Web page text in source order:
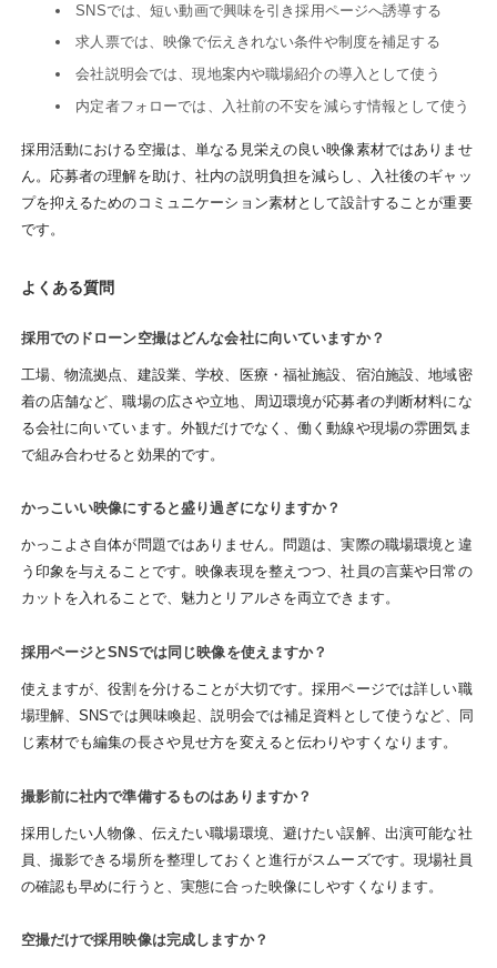
SNSでは、短い動画で興味を引き採用ページへ誘導する
求人票では、映像で伝えきれない条件や制度を補足する
会社説明会では、現地案内や職場紹介の導入として使う
内定者フォローでは、入社前の不安を減らす情報として使う
採用活動における空撮は、単なる見栄えの良い映像素材ではありませ
ん。応募者の理解を助け、社内の説明負担を減らし、入社後のギャッ
プを抑えるためのコミュニケーション素材として設計することが重要
です。
よくある質問
採用でのドローン空撮はどんな会社に向いていますか？
工場、物流拠点、建設業、学校、医療・福祉施設、宿泊施設、地域密
着の店舗など、職場の広さや立地、周辺環境が応募者の判断材料にな
る会社に向いています。外観だけでなく、働く動線や現場の雰囲気ま
で組み合わせると効果的です。
かっこいい映像にすると盛り過ぎになりますか？
かっこよさ自体が問題ではありません。問題は、実際の職場環境と違
う印象を与えることです。映像表現を整えつつ、社員の言葉や日常の
カットを入れることで、魅力とリアルさを両立できます。
採用ページとSNSでは同じ映像を使えますか？
使えますが、役割を分けることが大切です。採用ページでは詳しい職
場理解、SNSでは興味喚起、説明会では補足資料として使うなど、同
じ素材でも編集の長さや見せ方を変えると伝わりやすくなります。
撮影前に社内で準備するものはありますか？
採用したい人物像、伝えたい職場環境、避けたい誤解、出演可能な社
員、撮影できる場所を整理しておくと進行がスムーズです。現場社員
の確認も早めに行うと、実態に合った映像にしやすくなります。
空撮だけで採用映像は完成しますか？